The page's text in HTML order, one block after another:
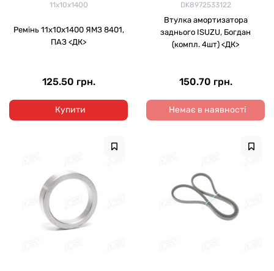
11х10х1400
Ремінь 11х10х1400 ЯМЗ 8401,
ПАЗ <ДК>
125.50 грн.
Купити
DK8972533122
Втулка амортизатора
заднього ISUZU, Богдан
(компл. 4шт) <ДК>
150.70 грн.
Немає в наявності